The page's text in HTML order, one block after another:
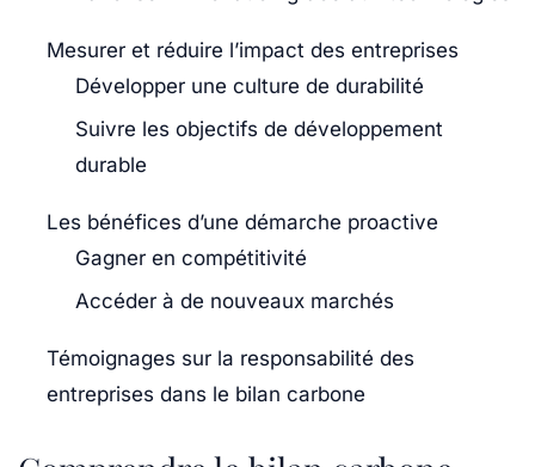
Mesurer et réduire l’impact des entreprises
Développer une culture de durabilité
Suivre les objectifs de développement
durable
Les bénéfices d’une démarche proactive
Gagner en compétitivité
Accéder à de nouveaux marchés
Témoignages sur la responsabilité des
entreprises dans le bilan carbone